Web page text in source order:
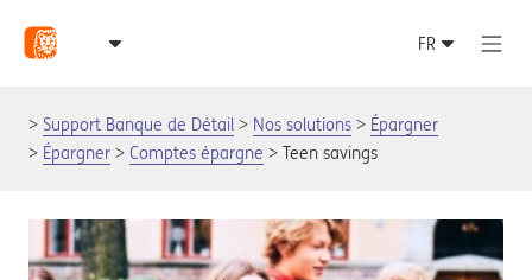
Support Banque de Détail Nos solutions
Épargner
Épargner
Comptes épargne Teen savings